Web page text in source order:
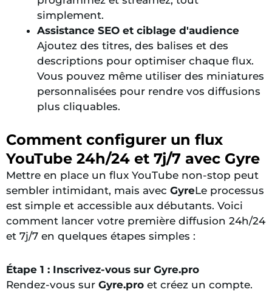
simplement.
Assistance SEO et ciblage d'audience
Ajoutez des titres, des balises et des
descriptions pour optimiser chaque flux.
Vous pouvez même utiliser des miniatures
personnalisées pour rendre vos diffusions
plus cliquables.
Comment configurer un flux
YouTube 24h/24 et 7j/7 avec Gyre
Mettre en place un flux YouTube non-stop peut
sembler intimidant, mais avec GyreLe processus
est simple et accessible aux débutants. Voici
comment lancer votre première diffusion 24h/24
et 7j/7 en quelques étapes simples :
Étape 1 : Inscrivez-vous sur Gyre.pro
Rendez-vous sur Gyre.pro et créez un compte.